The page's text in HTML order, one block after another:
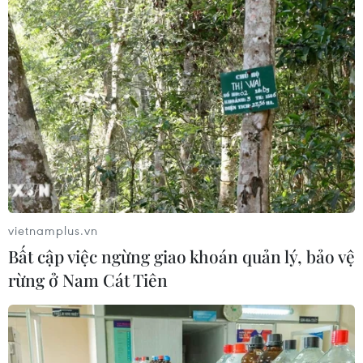
Hóa đến Phú Yên có nắng nóng, nắng nóng gay gắt, có
nơi đặc biệt gay gắt với nhiệt độ cao nhất phổ biến từ
36-39 độ C, có nơi trên 39 độ C.
vietnamplus.vn
Bất cập việc ngừng giao khoán quản lý, bảo vệ
rừng ở Nam Cát Tiên